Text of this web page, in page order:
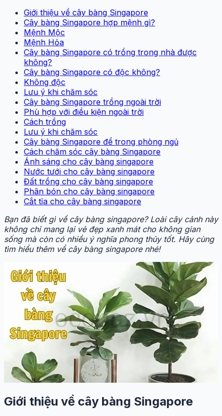
Giới thiệu về cây bàng Singapore
Cây bàng Singapore hợp mệnh gì?
Mệnh Mộc
Mệnh Hỏa
Cây bàng Singapore có trồng trong nhà được
không?
Cây bàng Singapore có độc không?
Không độc
Lưu ý khi chăm sóc
Cây bàng Singapore trồng ngoài trời
Phù hợp với điều kiện ngoài trời
Cách trồng
Lưu ý khi chăm sóc
Cây bàng Singapore để trong phòng ngủ
Cách chăm sóc cây bàng Singapore
Ánh sáng cho cây bàng singapore
Nước tưới cho cây bàng singapore
Đất trồng cho cây bàng singapore
Phân bón cho cây bàng singapore
Cắt tỉa cho cây bàng singapore
Bạn đã biết gì về cây bàng singapore? Loài cây cảnh này
không chỉ mang lại vẻ đẹp xanh mát cho không gian
sống mà còn có nhiều ý nghĩa phong thủy tốt. Hãy cùng
tìm hiểu thêm về cây bàng singapore nhé!
Giới thiệu về cây bàng Singapore